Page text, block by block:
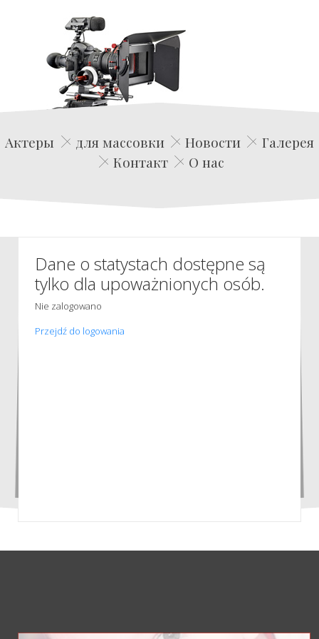
Edwin Film Agencja Aktorska
Актеры для массовки Новости
Галерея
Контакт
О нас
Dane o statystach dostępne są
tylko dla upoważnionych osób.
Nie zalogowano
Przejdź do logowania